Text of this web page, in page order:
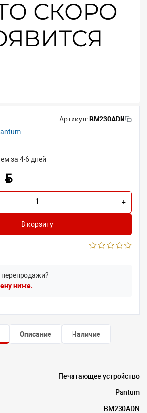
Артикул: BM230ADN
за 4-6 дней
+
В корзину
перепродажи?
ниже.
Описание Наличие
Печатающее устройство
Pantum
BM230ADN